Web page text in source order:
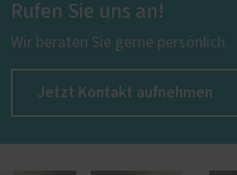
Rufen Sie uns an!
Wir beraten Sie gerne persönlich.
Jetzt Kontakt aufnehmen